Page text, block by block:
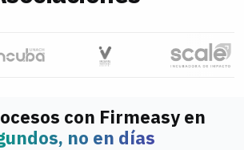
con Firmeasy en
no en días